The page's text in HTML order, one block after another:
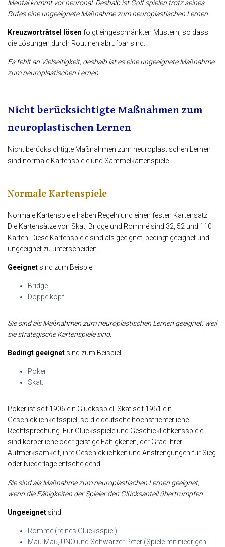
Mental kommt vor neuronal. Deshalb ist Golf spielen trotz seines
Rufes eine ungeeignete Maßnahme zum neuroplastischen Lernen.
Kreuzworträtsel lösen folgt eingeschränkten Mustern, so dass
die Lösungen durch Routinen abrufbar sind.
Es fehlt an Vielseitigkeit, deshalb ist es eine ungeeignete Maßnahme
zum neuroplastischen Lernen.
Nicht berücksichtigte Maßnahmen zum
neuroplastischen Lernen
Nicht berücksichtigte Maßnahmen zum neuroplastischen Lernen
sind normale Kartenspiele und Sammelkartenspiele.
Normale Kartenspiele
Normale Kartenspiele haben Regeln und einen festen Kartensatz.
Die Kartensätze von Skat, Bridge und Rommé sind 32, 52 und 110
Karten. Diese Kartenspiele sind als geeignet, bedingt geeignet und
ungeeignet zu unterscheiden.
Geeignet sind zum Beispiel
Bridge
Doppelkopf.
Sie sind als Maßnahmen zum neuroplastischen Lernen geeignet, weil
sie strategische Kartenspiele sind.
Bedingt geeignet sind zum Beispiel
Poker
Skat.
Poker ist seit 1906 ein Glücksspiel, Skat seit 1951 ein
Geschicklichkeitsspiel, so die deutsche höchstrichterliche
Rechtsprechung. Für Glücksspiele und Geschicklichkeitsspiele
sind körperliche oder geistige Fähigkeiten, der Grad ihrer
Aufmerksamkeit, ihre Geschicklichkeit und Anstrengungen für Sieg
oder Niederlage entscheidend.
Sie sind als Maßnahme zum neuroplastischen Lernen geeignet,
wenn die Fähigkeiten der Spieler den Glücksanteil übertrumpfen.
Ungeeignet sind
Rommé (reines Glücksspiel)
Mau-Mau, UNO und Schwarzer Peter (Spiele mit niedrigen